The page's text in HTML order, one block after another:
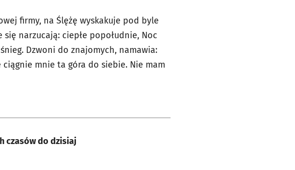
firmy, na Ślężę wyskakuje pod byle
narzucają: ciepłe popołudnie, Noc
Dzwoni do znajomych, namawia:
ciągnie mnie ta góra do siebie. Nie mam
czasów do dzisiaj